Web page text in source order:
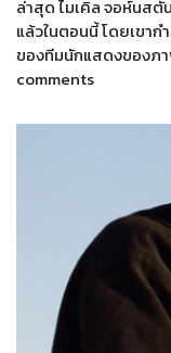
ล่าสุด ไมเคิล จอห์นสตั
แล้วในตอนนี้ โดยเขาก
ของทีมนักแสดงของภ
comments